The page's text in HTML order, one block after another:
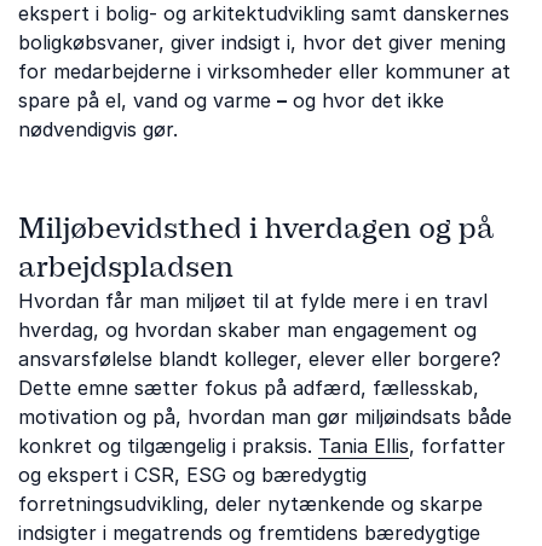
ekspert i bolig- og arkitektudvikling samt danskernes
boligkøbsvaner, giver indsigt i, hvor det giver mening
for medarbejderne i virksomheder eller kommuner at
spare på el, vand og varme – og hvor det ikke
nødvendigvis gør.
Miljøbevidsthed i hverdagen og på
arbejdspladsen
Hvordan får man miljøet til at fylde mere i en travl
hverdag, og hvordan skaber man engagement og
ansvarsfølelse blandt kolleger, elever eller borgere?
Dette emne sætter fokus på adfærd, fællesskab,
motivation og på, hvordan man gør miljøindsats både
konkret og tilgængelig i praksis. Tania Ellis, forfatter
og ekspert i CSR, ESG og bæredygtig
forretningsudvikling, deler nytænkende og skarpe
indsigter i megatrends og fremtidens bæredygtige